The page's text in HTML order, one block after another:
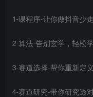
1-课程序-让你做抖音少
2-算法-告别玄学，轻松
3-赛道选择-帮你重新定
4-赛道研究-带你研究透